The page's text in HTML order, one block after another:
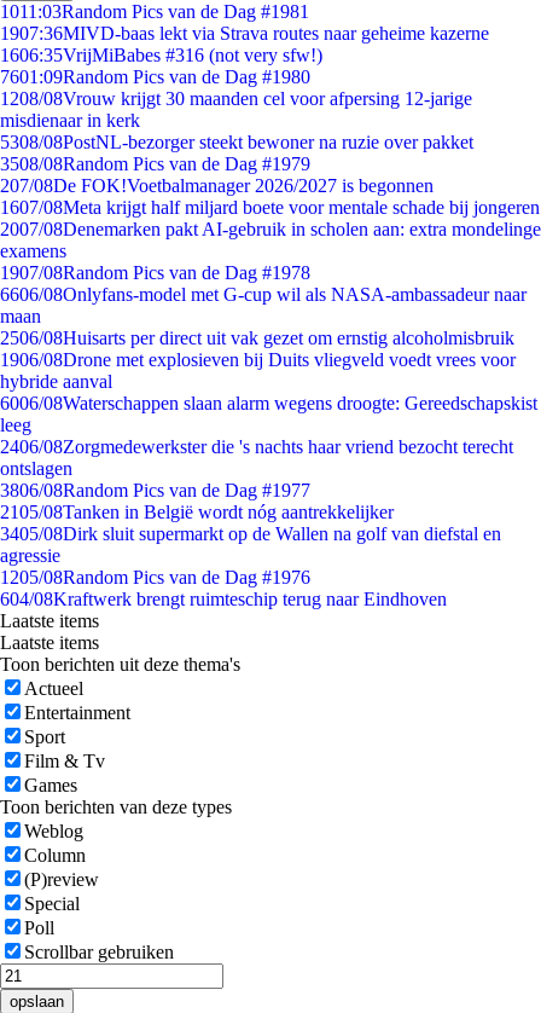
1011:03Random Pics van de Dag #1981
1907:36MIVD-baas lekt via Strava routes naar geheime kazerne
1606:35VrijMiBabes #316 (not very sfw!)
7601:09Random Pics van de Dag #1980
1208/08Vrouw krijgt 30 maanden cel voor afpersing 12-jarige
misdienaar in kerk
5308/08PostNL-bezorger steekt bewoner na ruzie over pakket
3508/08Random Pics van de Dag #1979
207/08De FOK!Voetbalmanager 2026/2027 is begonnen
1607/08Meta krijgt half miljard boete voor mentale schade bij jongeren
2007/08Denemarken pakt AI-gebruik in scholen aan: extra mondelinge
examens
1907/08Random Pics van de Dag #1978
6606/08Onlyfans-model met G-cup wil als NASA-ambassadeur naar
maan
2506/08Huisarts per direct uit vak gezet om ernstig alcoholmisbruik
1906/08Drone met explosieven bij Duits vliegveld voedt vrees voor
hybride aanval
6006/08Waterschappen slaan alarm wegens droogte: Gereedschapskist
leeg
2406/08Zorgmedewerkster die 's nachts haar vriend bezocht terecht
ontslagen
3806/08Random Pics van de Dag #1977
2105/08Tanken in België wordt nóg aantrekkelijker
3405/08Dirk sluit supermarkt op de Wallen na golf van diefstal en
agressie
1205/08Random Pics van de Dag #1976
604/08Kraftwerk brengt ruimteschip terug naar Eindhoven
Laatste items
Laatste items
Toon berichten uit deze thema's
Actueel
Entertainment
Sport
Film & Tv
Games
Toon berichten van deze types
Weblog
Column
(P)review
Special
Poll
Scrollbar gebruiken
opslaan